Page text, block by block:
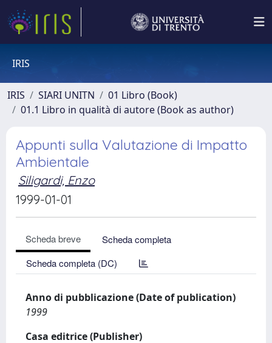
IRIS
IRIS SIARI UNITN
01 Libro (Book)
01.1 Libro in qualità di autore (Book as author)
Appunti sulla Valutazione di Impatto
Ambientale
Siligardi, Enzo
1999-01-01
Scheda breve
Scheda completa
Scheda completa (DC)
Anno di pubblicazione (Date of publication)
1999
Casa editrice (Publisher)